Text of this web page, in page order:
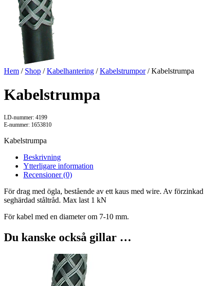
Hem / Shop /Kabelhantering /Kabelstrumpor/ Kabelstrumpa
Kabelstrumpa
LD-nummer: 4199
E-nummer: 1653810
Kabelstrumpa
Beskrivning
Ytterligare information
Recensioner (0)
För drag med ögla, bestående av ett kaus med wire. Av förzinkad
seghärdad ståltråd. Max last 1 kN
För kabel med en diameter om 7-10 mm.
Du kanske också gillar …